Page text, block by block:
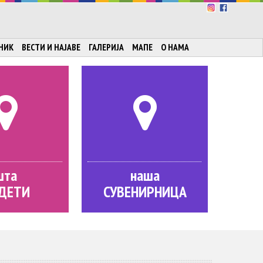
ВЕСТИ И НАЈАВЕ ГАЛЕРИЈА МАПЕ О НАМА
наша
СУВЕНИРНИЦА